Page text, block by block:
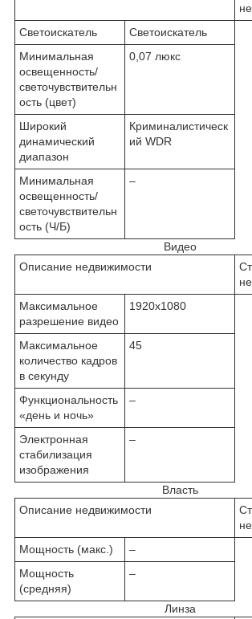
Светоискатель
Светоискатель
Минимальная
освещенность/
светочувствительн
ость (цвет)
0,07 люкс
Широкий
динамический
диапазон
Криминалистическ
ий WDR
Минимальная
освещенность/
светочувствительн
ость (Ч/Б)
–
Видео
Описание недвижимости
Максимальное
разрешение видео
1920x1080
Максимальное
количество кадров
в секунду
45
Функциональность
«день и ночь»
–
Электронная
стабилизация
изображения
–
Власть
Описание недвижимости
Мощность (макс.)
–
Мощность
(средняя)
–
Линза